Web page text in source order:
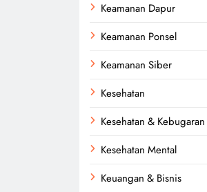
Keamanan Dapur
Keamanan Ponsel
Keamanan Siber
Kesehatan
Kesehatan & Kebugaran
Kesehatan Mental
Keuangan & Bisnis